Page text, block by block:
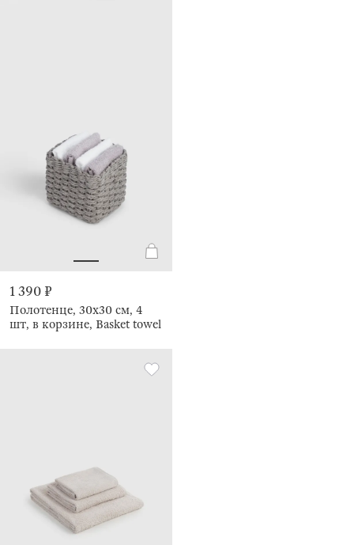
1 390 ₽
Полотенце, 30х30 см, 4
шт, в корзине, Basket towel